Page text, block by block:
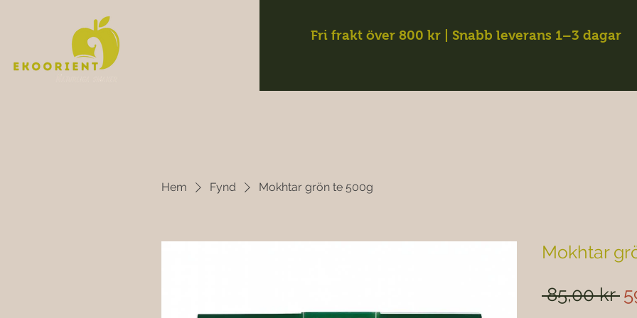
Fri frakt över 800 kr | Snabb leverans 1–3 dagar
Hem Fynd Mokhtar grön te 500g
Mokhtar
85,00 kr